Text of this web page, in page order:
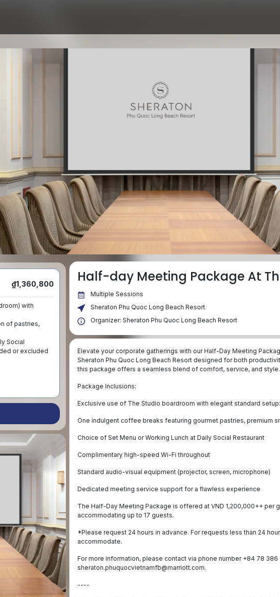
₫1,360,800
with
of pastries,
Social
or excluded
Half-day Meeting Package At
Multiple Sessions
Sheraton Phu Quoc Long Beach Resort
Organizer: Sheraton Phu Quoc Long Beach Resort
Elevate your corporate gatherings with our Half-Day Meeting
Sheraton Phu Quoc Long Beach Resort designed for both
this package offers a seamless blend of comfort, service, and style.
Package Inclusions:
Exclusive use of The Studio boardroom with elegant standard
One indulgent coffee breaks featuring gourmet pastries, premium
Choice of Set Menu or Working Lunch at Daily Social Restaurant
Complimentary high-speed Wi-Fi throughout
Standard audio-visual equipment (projector, screen, microphone)
Dedicated meeting service support for a flawless experience
The Half-Day Meeting Package is offered at VND 1,200,000++ per
accommodating up to 17 guests.
*Please request 24 hours in advance. For requests less than 24
accommodate.
For more information, please contact via phone number ‪+84 78
sheraton.phuquocvietnamfb@marriott.com.
----